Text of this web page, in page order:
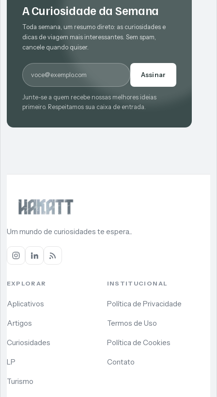
A Curiosidade da Semana
Toda semana, um resumo direto: as curiosidades e
dicas de viagem mais interessantes. Sem spam,
cancele quando quiser.
E-mail
Assinar
Junte-se a quem recebe nossas melhores ideias
primeiro. Respeitamos sua caixa de entrada.
Um mundo de curiosidades te espera...
EXPLORAR
Aplicativos
Artigos
Curiosidades
LP
Turismo
INSTITUCIONAL
Política de Privacidade
Termos de Uso
Política de Cookies
Contato